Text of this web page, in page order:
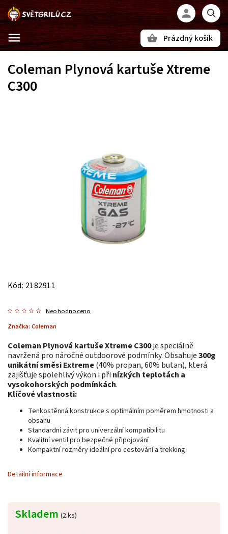
Prázdný košík
Coleman Plynová kartuše Xtreme
C300
Kód: 2182911
Neohodnoceno
Značka: Coleman
Skladem (2 ks)
Coleman Plynová kartuše Xtreme C300je speciálně
navržená pro náročné outdoorové podmínky. Obsahuje300g
unikátní směsi Extreme(40% propan, 60% butan), která
zajišťuje spolehlivý výkon i při nízkých teplotách a
vysokohorských podmínkách.
Klíčové vlastnosti:
Tenkostěnná konstrukce s optimálním poměrem hmotnosti a
obsahu
Standardní závit pro univerzální kompatibilitu
Kvalitní ventil pro bezpečné připojování
Kompaktní rozměry ideální pro cestování a trekking
Detailní informace